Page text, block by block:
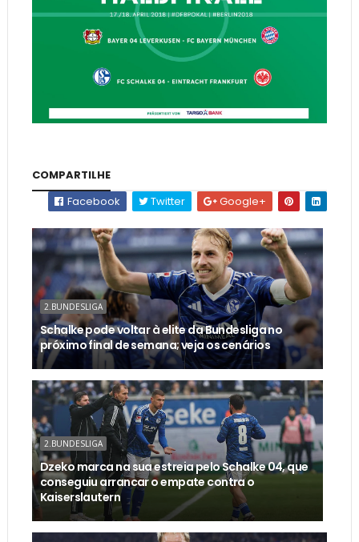
COMPARTILHE
Facebook
Twitter Google+
2.BUNDESLIGA
Schalke pode voltar à elite da Bundesliga no
próximo final de semana; veja os cenários
2.BUNDESLIGA
Dzeko marca na sua estreia pelo Schalke 04, que
conseguiu arrancar o empate contra o
Kaiserslautern